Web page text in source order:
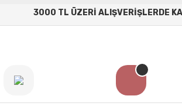
3000 TL ÜZERİ ALIŞVERİŞLERDE